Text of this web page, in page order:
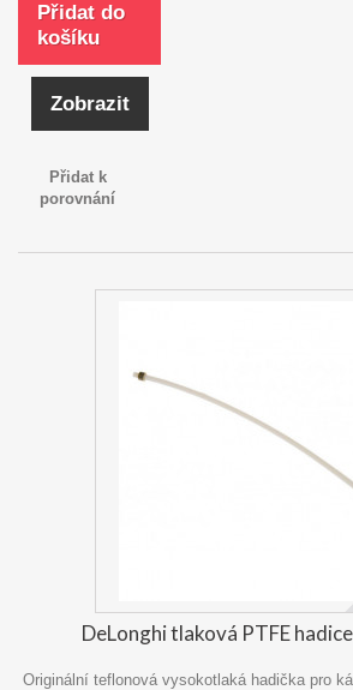
Přidat do
košíku
Zobrazit
Přidat k
porovnání
DeLonghi tlaková PTFE
Originální teflonová vysokotlaká hadička pro